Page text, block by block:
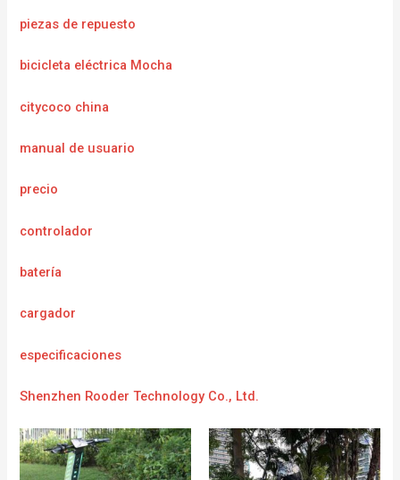
piezas de repuesto
bicicleta eléctrica Mocha
citycoco china
manual de usuario
precio
controlador
batería
cargador
especificaciones
Shenzhen Rooder Technology Co., Ltd.